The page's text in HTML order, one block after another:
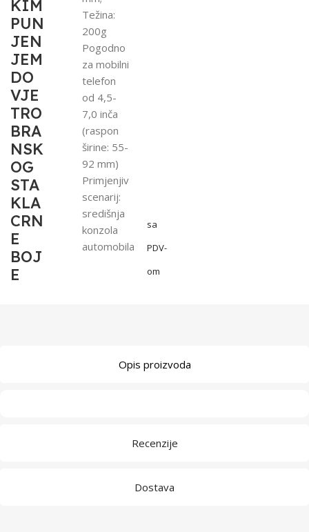
KIM
PUN
JEN
JEM
DO
VJE
TRO
BRA
NSK
OG
STA
KLA
CRN
E
BOJ
E
Težina:
200g
Pogodno
za mobilni
telefon
od 4,5-
7,0 inča
(raspon
širine: 55-
92 mm)
Primjenjiv
scenarij:
središnja
konzola
automobila
sa
PDV-
om
Opis proizvoda
Recenzije
Dostava